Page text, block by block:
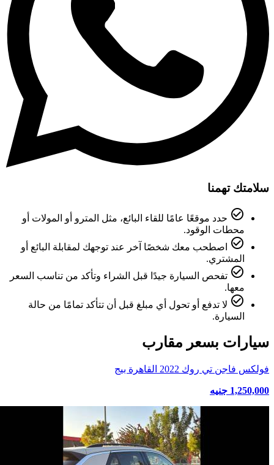
سلامتك تهمنا
check_circle_outline حدد موقعًا عامًا للقاء البائع، مثل المترو أو المولات أو
محطات الوقود.
check_circle_outline
اصطحب معك شخصًا آخر عند توجهك لمقابلة البائع أو
المشتري.
check_circle_outline تفحص السيارة جيدًا قبل الشراء وتأكد من تناسب السعر
معها.
check_circle_outline لا تدفع أو تحول أي مبلغ قبل أن تتأكد تمامًا من حالة
السيارة.
سيارات بسعر مقارب
فولكس فاجن تي روك 2022 القاهرة بيج
1,250,000 جنيه